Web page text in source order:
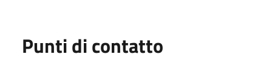
Punti di contatto